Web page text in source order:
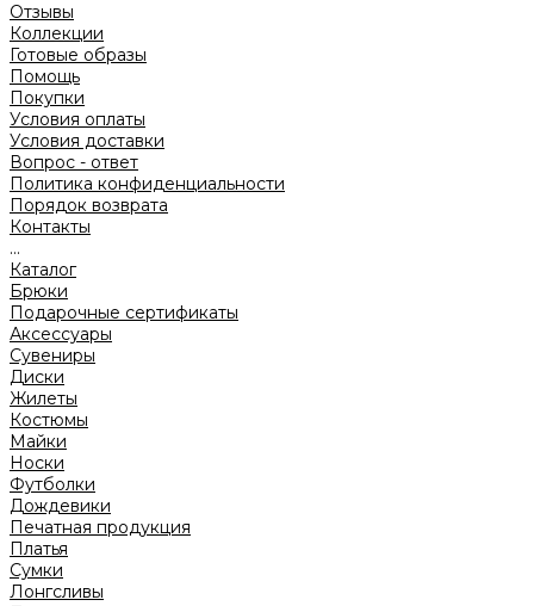
Отзывы
Коллекции
Готовые образы
Помощь
Покупки
Условия оплаты
Условия доставки
Вопрос - ответ
Политика конфиденциальности
Порядок возврата
Контакты
...
Каталог
Брюки
Подарочные сертификаты
Аксессуары
Сувениры
Диски
Жилеты
Костюмы
Майки
Носки
Футболки
Дождевики
Печатная продукция
Платья
Сумки
Лонгсливы